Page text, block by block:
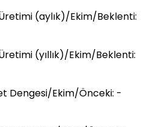
(aylık)/Ekim/Beklenti:
(yıllık)/Ekim/Beklenti:
Dengesi/Ekim/Önceki: -